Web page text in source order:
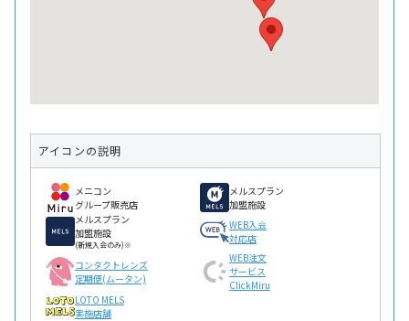
アイコンの説明
メニコン
グループ販売店
メルスプラン
加盟施設
メルスプラン
加盟施設
(新規入会のみ)※
WEB入会
対応店
コンタクトレンズ
定期便(ムータン)
WEB注文
サービス
ClickMiru
LOTO MELS
実施店舗